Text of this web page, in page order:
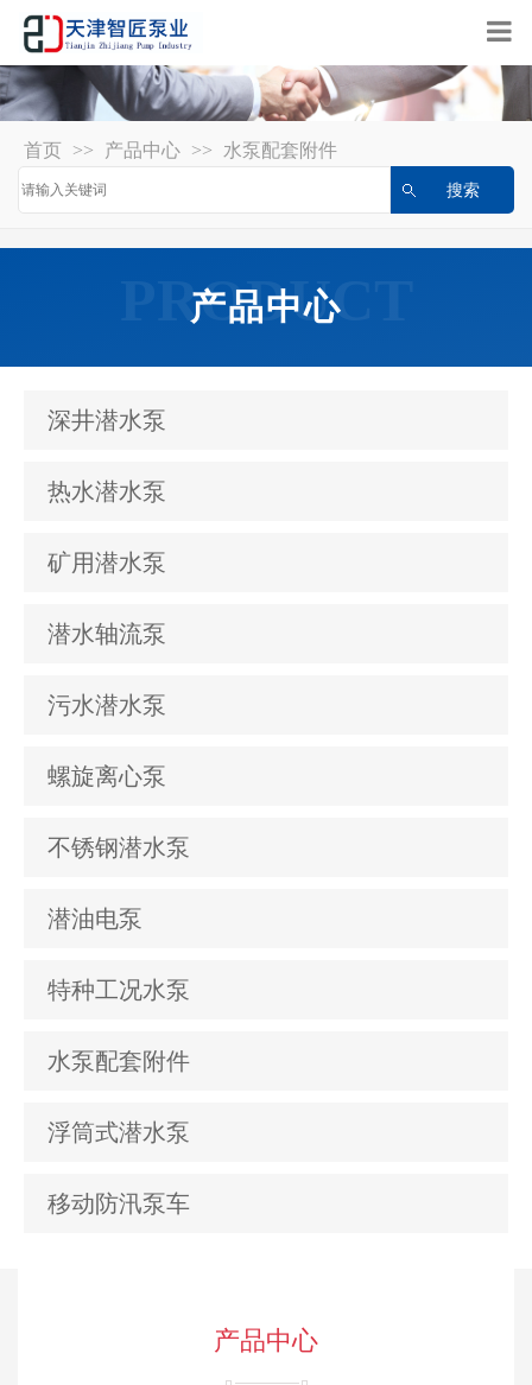
首页 >> 产品中心 >> 水泵配套附件
产品中心
深井潜水泵
热水潜水泵
矿用潜水泵
潜水轴流泵
污水潜水泵
螺旋离心泵
不锈钢潜水泵
潜油电泵
特种工况水泵
水泵配套附件
浮筒式潜水泵
移动防汛泵车
产品中心